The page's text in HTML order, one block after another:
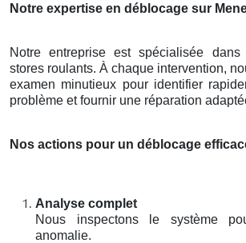
Notre expertise en déblocage sur
Notre entreprise est spécialisée
stores roulants. À chaque intervention,
examen minutieux pour identifier
problème et fournir une réparation
Nos actions pour un déblocage
Analyse complet
Nous inspectons le système
anomalie.